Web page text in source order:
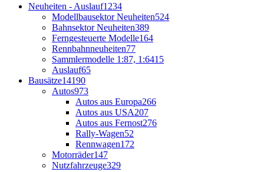
Neuheiten - Auslauf1234
Modellbausektor Neuheiten524
Bahnsektor Neuheiten389
Ferngesteuerte Modelle164
Rennbahnneuheiten77
Sammlermodelle 1:87, 1:6415
Auslauf65
Bausätze14190
Autos973
Autos aus Europa266
Autos aus USA207
Autos aus Fernost276
Rally-Wagen52
Rennwagen172
Motorräder147
Nutzfahrzeuge329